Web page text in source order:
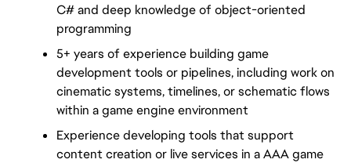
C# and deep knowledge of object-oriented
programming
5+ years of experience building game
development tools or pipelines, including work on
cinematic systems, timelines, or schematic flows
within a game engine environment
Experience developing tools that support
content creation or live services in a AAA game